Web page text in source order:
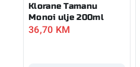
Klorane Tamanu
Monoi ulje 200ml
36,70 KM